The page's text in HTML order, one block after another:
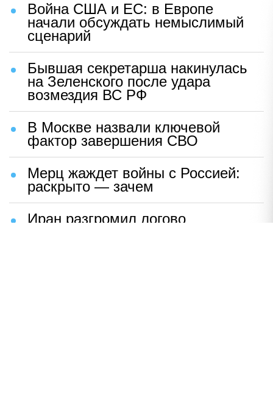
Война США и ЕС: в Европе
начали обсуждать немыслимый
сценарий
Бывшая секретарша накинулась
на Зеленского после удара
возмездия ВС РФ
В Москве назвали ключевой
фактор завершения СВО
Мерц жаждет войны с Россией:
раскрыто — зачем
Иран разгромил логово